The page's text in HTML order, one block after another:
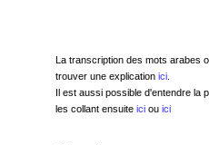
La transcription des mots arabes
trouver une explication ici.
Il est aussi possible d'entendre la
les collant ensuite iciou ici